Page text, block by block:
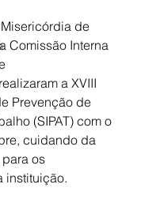
de
Comissão Interna
a XVIII
Prevenção de
(SIPAT) com o
cuidando da
os
instituição.